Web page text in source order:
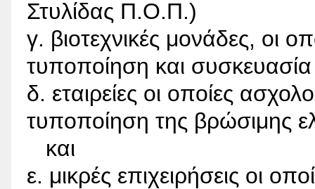
Στυλίδας Π.Ο.Π.)
γ. βιοτεχνικές μονάδες, οι
τυποποίηση και
δ. εταιρείες οι οποίες
τυποποίηση της βρώσιμης
και
ε. μικρές επιχειρήσεις οι